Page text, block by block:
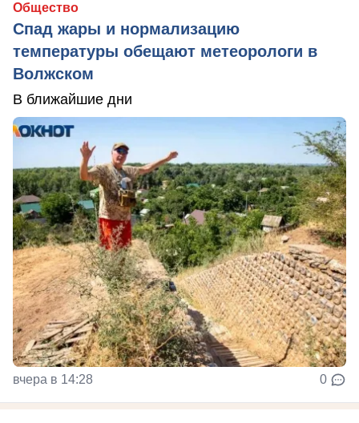
Общество
Спад жары и нормализацию
температуры обещают метеорологи в
Волжском
В ближайшие дни
вчера в 14:28 0